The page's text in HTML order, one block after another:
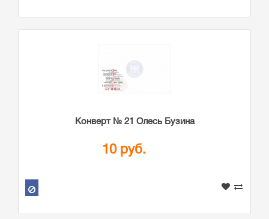
Конверт № 21 Олесь Бузина
10 руб.